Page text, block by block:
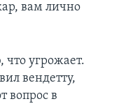
вам лично
что угрожает.
вендетту,
вопрос в